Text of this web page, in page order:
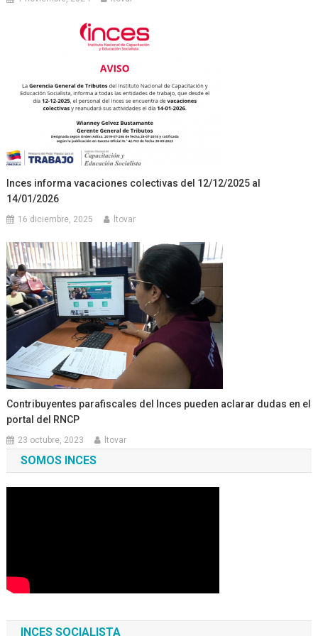
Inces informa vacaciones colectivas del 12/12/2025 al
14/01/2026
16 diciembre, 2025 ltovar
Contribuyentes parafiscales del Inces pueden aclarar dudas en el
portal del RNCP
23 octubre, 2023 ltovar
SOMOS INCES
INCES SOCIALISTA